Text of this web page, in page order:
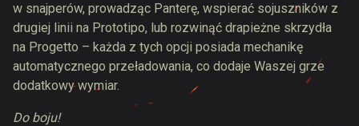
w snajperów, prowadząc Panterę, wspierać sojuszników z
drugiej linii na Prototipo, lub rozwinąć drapieżne skrzydła
na Progetto – każda z tych opcji posiada mechanikę
automatycznego przeładowania, co dodaje Waszej grze
dodatkowy wymiar.
Do boju!